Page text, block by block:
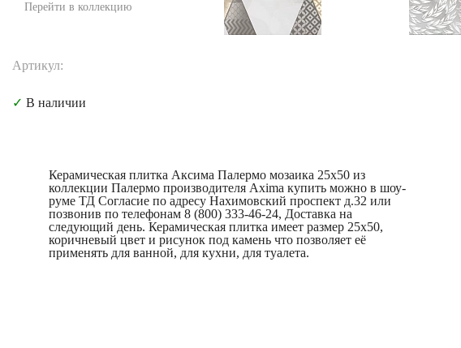
Перейти в коллекцию
Артикул:
✓ В наличии
Керамическая плитка Аксима Палермо мозаика 25x50 из
коллекции Палермо производителя Axima купить можно в шоу-
руме ТД Согласие по адресу Нахимовский проспект д.32 или
позвонив по телефонам 8 (800) 333-46-24, Доставка на
следующий день. Керамическая плитка имеет размер 25x50,
коричневый цвет и рисунок под камень что позволяет её
применять для ванной, для кухни, для туалета.